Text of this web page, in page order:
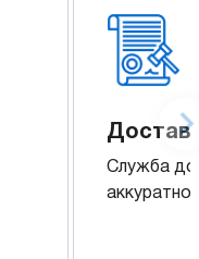
Служба
аккуратно